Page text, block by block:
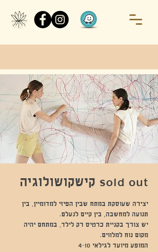
sold out קישקושולוגיה
יצירה שעוסקת במתח שבין הפיזי למדומיין, בין
יש צורך בקניית כרטיס רק לילד, במתחם יהיה